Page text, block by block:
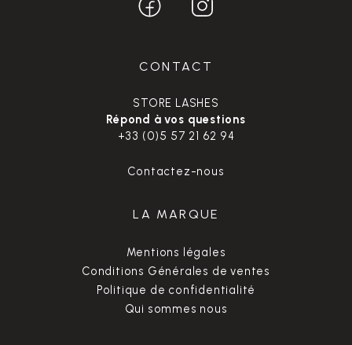
CONTACT
STORE LASHES
Répond à vos questions
+33 (0)5 57 21 62 94
Contactez-nous
LA MARQUE
Mentions légales
Conditions Générales de ventes
Politique de confidentialité
Qui sommes nous